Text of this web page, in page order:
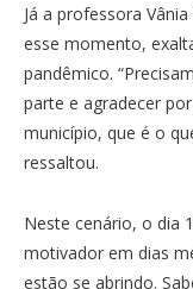
Já a professora
esse momento,
pandêmico.
parte e agradecer
município, que é o
ressaltou.
Neste cenário, o dia
motivador em dias
estão se abrindo.